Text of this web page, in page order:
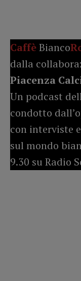
CaffèBianco
dalla
Piacenza
Un podcast
condotto
con interviste
sul mondo
9.30 su Radio